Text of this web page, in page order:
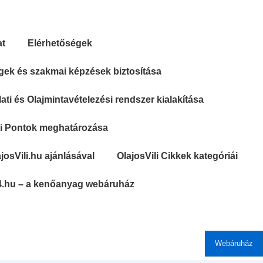
Elérhetőségek
és szakmai képzések biztosítása
és Olajmintavételezési rendszer kialakítása
Pontok meghatározása
ajánlásával OlajosVili Cikkek kategóriái
– a kenőanyag webáruház
Webáruház